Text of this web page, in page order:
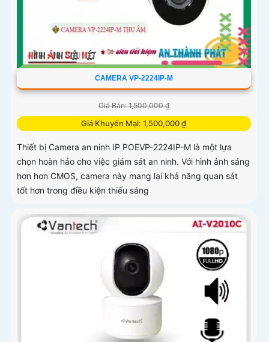
CAMERA VP-2224IP-M
Giá Bán: 1,500,000 ₫
Giá Khuyến Mại: 1,500,000 ₫
Thiết bị Camera an ninh IP POEVP-2224IP-M là một lựa
chọn hoàn hảo cho việc giám sát an ninh. Với hình ảnh sáng
hơn hơn CMOS, camera này mang lại khả năng quan sát
tốt hơn trong điều kiện thiếu sáng